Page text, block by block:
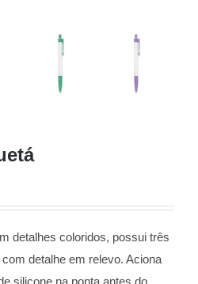
detalhes coloridos, possui três
detalhe em relevo. Aciona
silicone na ponta antes do